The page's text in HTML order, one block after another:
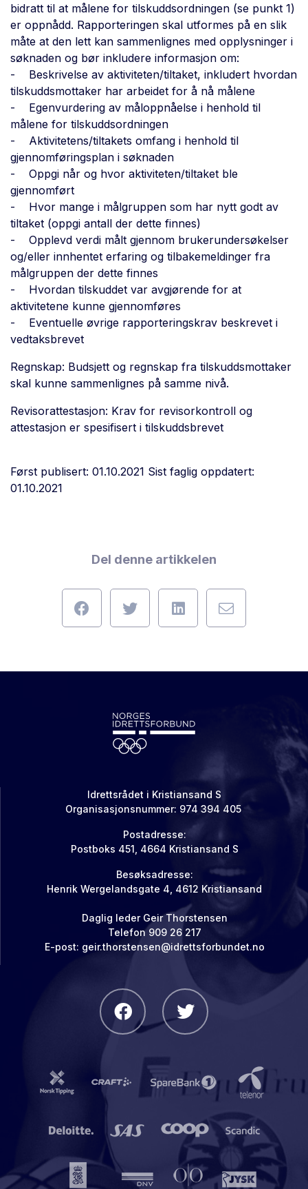
bidratt til at målene for tilskuddsordningen (se punkt 1)
er oppnådd. Rapporteringen skal utformes på en slik
måte at den lett kan sammenlignes med opplysninger i
søknaden og bør inkludere informasjon om:
- Beskrivelse av aktiviteten/tiltaket, inkludert hvordan
tilskuddsmottaker har arbeidet for å nå målene
- Egenvurdering av måloppnåelse i henhold til
målene for tilskuddsordningen
- Aktivitetens/tiltakets omfang i henhold til
gjennomføringsplan i søknaden
- Oppgi når og hvor aktiviteten/tiltaket ble
gjennomført
- Hvor mange i målgruppen som har nytt godt av
tiltaket (oppgi antall der dette finnes)
- Opplevd verdi målt gjennom brukerundersøkelser
og/eller innhentet erfaring og tilbakemeldinger fra
målgruppen der dette finnes
- Hvordan tilskuddet var avgjørende for at
aktivitetene kunne gjennomføres
- Eventuelle øvrige rapporteringskrav beskrevet i
vedtaksbrevet
Regnskap: Budsjett og regnskap fra tilskuddsmottaker
skal kunne sammenlignes på samme nivå.
Revisorattestasjon: Krav for revisorkontroll og
attestasjon er spesifisert i tilskuddsbrevet
Først publisert: 01.10.2021 Sist faglig oppdatert:
01.10.2021
Del denne artikkelen
Idrettsrådet i Kristiansand S
Organisasjonsnummer: 974 394 405
Postadresse:
Postboks 451, 4664 Kristiansand S
Besøksadresse:
Henrik Wergelandsgate 4, 4612 Kristiansand
Daglig leder Geir Thorstensen
Telefon 909 26 217
E-post: geir.thorstensen@idrettsforbundet.no